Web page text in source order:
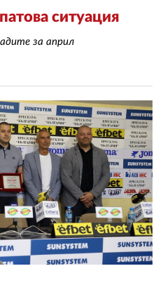
ситуация
за април
ЗА ПОЛЗВАНЕ
ЗА БИСКВИТКИТЕ